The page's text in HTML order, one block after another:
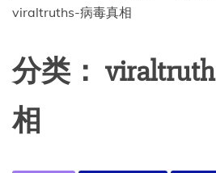
viraltruths-病毒真相
分类：
相